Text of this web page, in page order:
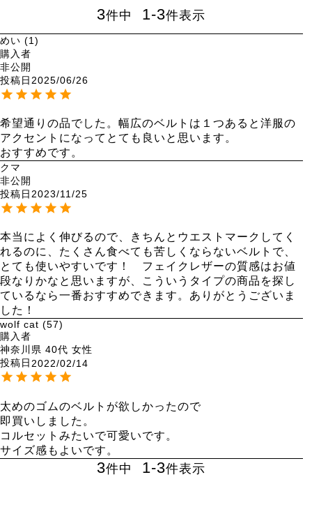
3件中 1-3件表示
めい
1
購入者
非公開
投稿日 2025/06/26
希望通りの品でした。幅広のベルトは１つあると洋服の
アクセントになってとても良いと思います。
おすすめです。
クマ
非公開
投稿日2023/11/25
本当によく伸びるので、きちんとウエストマークしてく
れるのに、たくさん食べても苦しくならないベルトで、
とても使いやすいです！　フェイクレザーの質感はお値
段なりかなと思いますが、こういうタイプの商品を探し
ているなら一番おすすめできます。ありがとうございま
した！
wolf cat
57
購入者
神奈川県 40代 女性
投稿日 2022/02/14
太めのゴムのベルトが欲しかったので
即買いしました。
コルセットみたいで可愛いです。
サイズ感もよいです。
3件中 1-3件表示